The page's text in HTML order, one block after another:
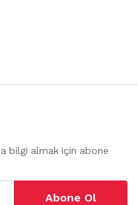
bilgi almak için abone
Abone Ol